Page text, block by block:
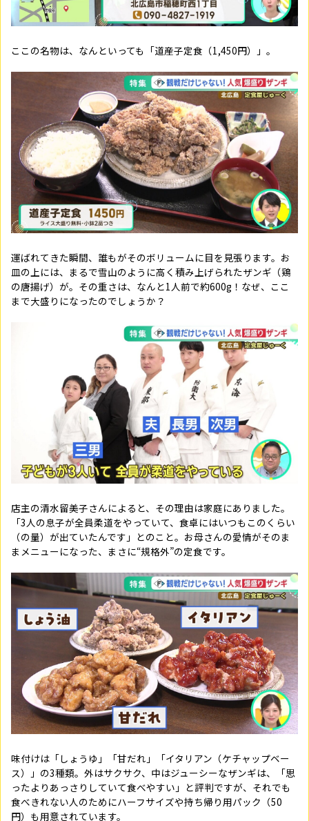
ここの名物は、なんといっても「道産子定食（1,450円）」 。
運ばれてきた瞬間、誰もがそのボリュームに目を見張ります。お
皿の上には、まるで雪山のように高く積み上げられたザンギ（鶏
の唐揚げ）が。その重さは、なんと1人前で約600g！なぜ、ここ
まで大盛りになったのでしょうか？
店主の清水留美子さんによると、その理由は家庭にありました。
「3人の息子が全員柔道をやっていて、食卓にはいつもこのくらい
（の量）が出ていたんです」とのこと。お母さんの愛情がそのま
まメニューになった、まさに“規格外”の定食です。
味付けは「しょうゆ」「甘だれ」「イタリアン（ケチャップベー
ス）」の3種類。外はサクサク、中はジューシーなザンギは、「思
ったよりあっさりしていて食べやすい」と評判ですが、それでも
食べきれない人のためにハーフサイズや持ち帰り用パック（50
円）も用意されています。